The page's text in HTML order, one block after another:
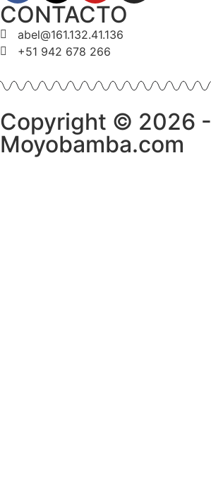
CONTACTO
abel@161.132.41.136
+51 942 678 266
Copyright © 2026 -
Moyobamba.com